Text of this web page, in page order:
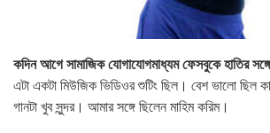
কদিন আগে সামাজিক যোগাযোগমাধ্যম ফেসবুকে হাতির
এটা একটা মিউজিক ভিডিওর শুটিং ছিল। বেশ ভালো ছিল
গানটা খুব সুন্দর। আমার সঙ্গে ছিলেন মাহিম করিম।